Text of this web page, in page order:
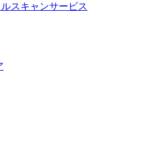
スキャンサービス